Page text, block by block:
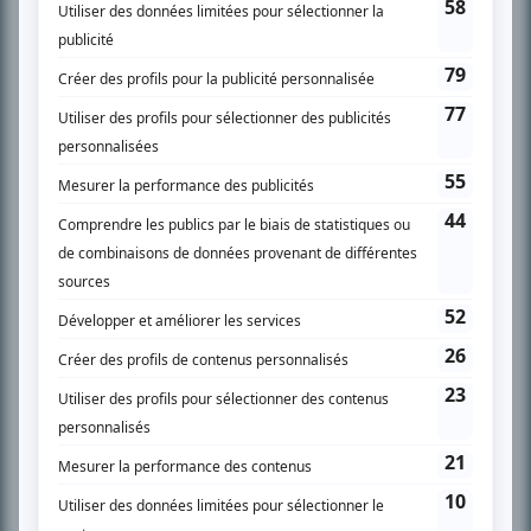
SUR LE RÉSEAU BIZZ MÉDIA
Accueil
Liste des oeuvres
Liste des comédiens
Recherche avancée
À propos
Nous contacter
Termes et conditions
Politique de confidentialité